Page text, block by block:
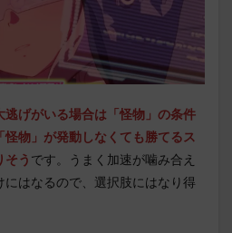
逃げがいる場合は「怪物」の条件
物」が発動しなくても勝てるス
そう です。うまく加速が噛み合え
はなるので、選択肢にはなり得